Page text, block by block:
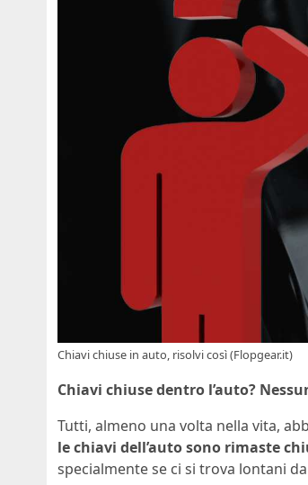
Chiavi chiuse in auto, risolvi così (Flopgear.it)
Chiavi chiuse dentro l’auto?
Tutti, almeno una volta nella vita,
le chiavi dell’auto sono rimaste
specialmente se ci si trova lontani